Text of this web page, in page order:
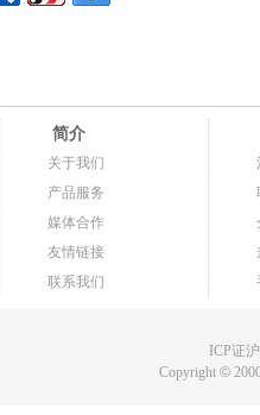
简介
关于我们
产品服务
媒体合作
友情链接
联系我们
ICP证
Copyright©